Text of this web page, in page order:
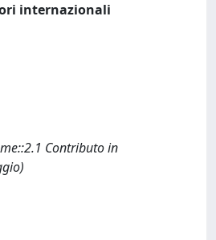
internazionali
Contributo in